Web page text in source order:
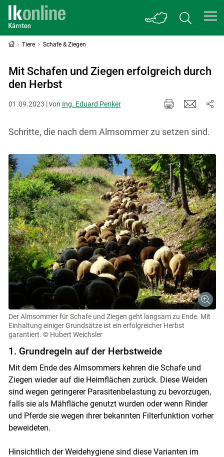
Tiere Schafe & Ziegen
Mit Schafen und Ziegen erfolgreich durch
den Herbst
01.09.2023 | von Ing. Eduard Penker
Schritte, die nach dem Almsommer zu setzen sind.
Der Almsommer für Schafe und Ziegen geht langsam zu Ende. Mit
Einhaltung einiger Grundsätze ist ein erfolgreicher Herbst
garantiert. © Hubert Weichsler
1. Grundregeln auf der Herbstweide
Mit dem Ende des Almsommers kehren die Schafe und
Ziegen wieder auf die Heimflächen zurück. Diese Weiden
sind wegen geringerer Parasitenbelastung zu bevorzugen,
falls sie als Mähfläche genutzt wurden oder wenn Rinder
und Pferde sie wegen ihrer bekannten Filterfunktion vorher
beweideten.
Hinsichtlich der Weidehygiene sind diese Varianten im